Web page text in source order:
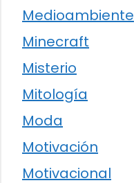
Medioambiente
Minecraft
Misterio
Mitología
Moda
Motivación
Motivacional